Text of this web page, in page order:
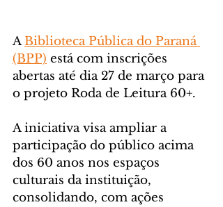
A Biblioteca Pública do Paraná
(BPP) está com inscrições
abertas até dia 27 de março para
o projeto Roda de Leitura 60+.
A iniciativa visa ampliar a
participação do público acima
dos 60 anos nos espaços
culturais da instituição,
consolidando, com ações